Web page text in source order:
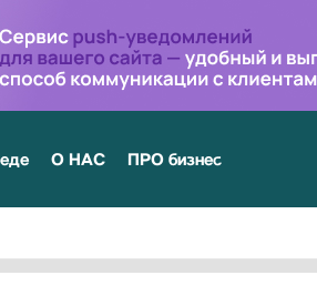
О НАС ПРО бизнес